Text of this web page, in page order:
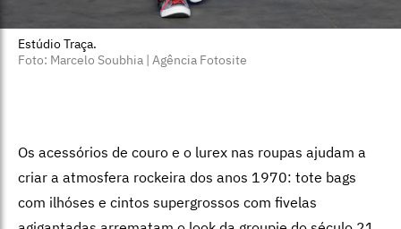
Estúdio Traça.
Foto: Marcelo Soubhia | Agência Fotosite
Os acessórios de couro e o lurex nas roupas ajudam a
criar a atmosfera rockeira dos anos 1970: tote bags
com ilhóses e cintos supergrossos com fivelas